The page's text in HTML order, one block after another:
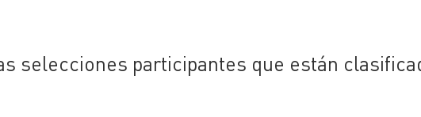
selecciones participantes que están